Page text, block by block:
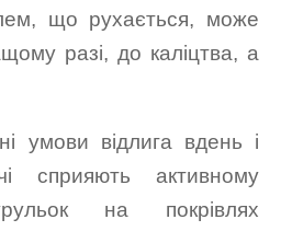
що рухається, може
разі, до каліцтва, а
умови відлига вдень і
сприяють активному
на покрівлях